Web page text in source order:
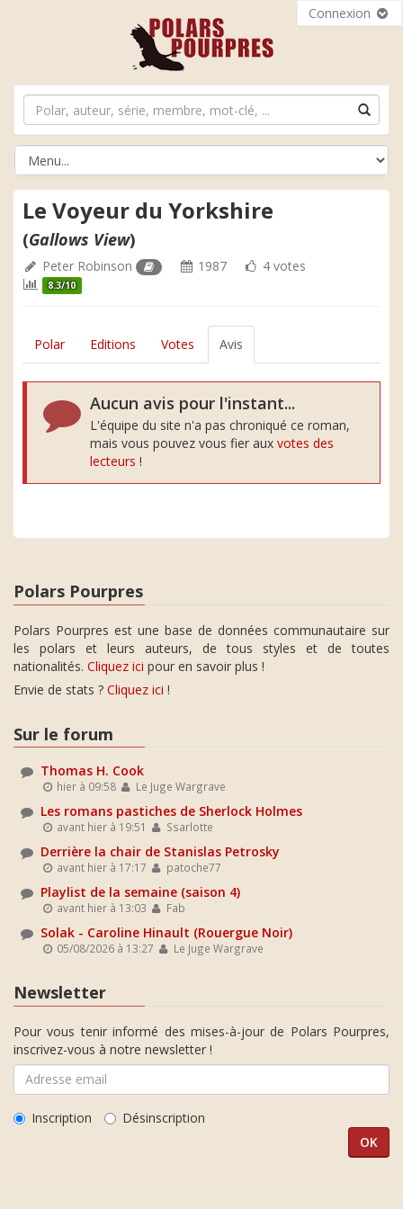
Connexion
Le Voyeur du Yorkshire
(Gallows View)
Peter Robinson 1987 4 votes
8.3/10
Polar Editions Votes Avis
Aucun avis pour l'instant...
L'équipe du site n'a pas chroniqué ce roman,
mais vous pouvez vous fier aux votes des
lecteurs !
Polars Pourpres
Polars Pourpres est une base de données communautaire sur
les polars et leurs auteurs, de tous styles et de toutes
nationalités. Cliquez ici pour en savoir plus !
Envie de stats ? Cliquez ici !
Sur le forum
Thomas H. Cook
hier à 09:58 Le Juge Wargrave
Les romans pastiches de Sherlock Holmes
avant hier à 19:51 Ssarlotte
Derrière la chair de Stanislas Petrosky
avant hier à 17:17 patoche77
Playlist de la semaine (saison 4)
avant hier à 13:03 Fab
Solak - Caroline Hinault (Rouergue Noir)
05/08/2026 à 13:27 Le Juge Wargrave
Newsletter
Pour vous tenir informé des mises-à-jour de Polars Pourpres,
inscrivez-vous à notre newsletter !
Inscription Désinscription